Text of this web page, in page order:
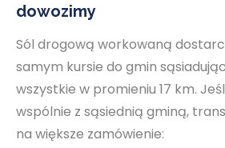
dowozimy
Sól drogową workowaną
samym kursie do gmin
wszystkie w promieniu 17 km.
wspólnie z sąsiednią gminą,
na większe zamówienie: